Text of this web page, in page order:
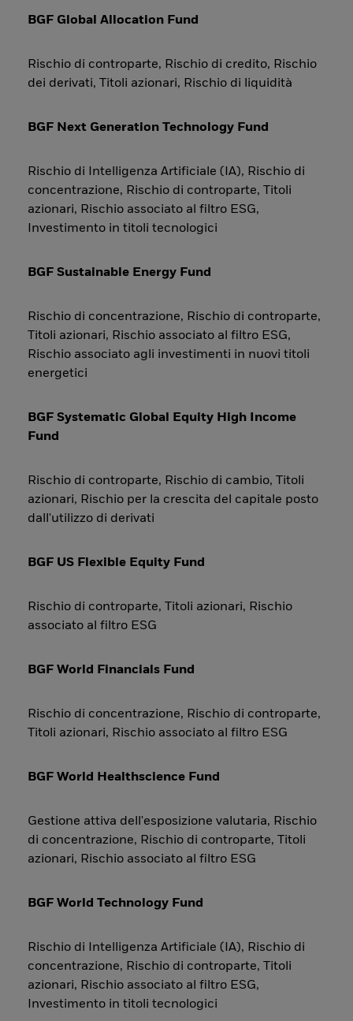
BGF Global Allocation Fund
Rischio di controparte, Rischio di credito, Rischio
dei derivati, Titoli azionari, Rischio di liquidità
BGF Next Generation Technology Fund
Rischio di Intelligenza Artificiale (IA), Rischio di
concentrazione, Rischio di controparte, Titoli
azionari, Rischio associato al filtro ESG,
Investimento in titoli tecnologici
BGF Sustainable Energy Fund
Rischio di concentrazione, Rischio di controparte,
Titoli azionari, Rischio associato al filtro ESG,
Rischio associato agli investimenti in nuovi titoli
energetici
BGF Systematic Global Equity High Income
Fund
Rischio di controparte, Rischio di cambio, Titoli
azionari, Rischio per la crescita del capitale posto
dall'utilizzo di derivati
BGF US Flexible Equity Fund
Rischio di controparte, Titoli azionari, Rischio
associato al filtro ESG
BGF World Financials Fund
Rischio di concentrazione, Rischio di controparte,
Titoli azionari, Rischio associato al filtro ESG
BGF World Healthscience Fund
Gestione attiva dell'esposizione valutaria, Rischio
di concentrazione, Rischio di controparte, Titoli
azionari, Rischio associato al filtro ESG
BGF World Technology Fund
Rischio di Intelligenza Artificiale (IA), Rischio di
concentrazione, Rischio di controparte, Titoli
azionari, Rischio associato al filtro ESG,
Investimento in titoli tecnologici